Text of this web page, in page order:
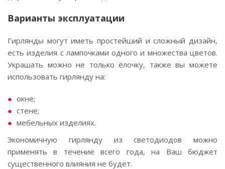
Варианты эксплуатации
Гирлянды могут иметь простейший и сложный дизайн,
есть изделия с лампочками одного и множества цветов.
Украшать можно не только ёлочку, также вы можете
использовать гирлянду на:
окне;
стене;
мебельных изделиях.
Экономичную гирлянду из светодиодов можно
применять в течение всего года, на Ваш бюджет
существенного влияния не будет.